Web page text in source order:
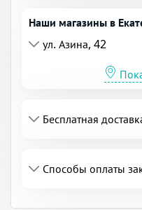
Наши магазины в
ул. Азина, 42
Бесплатная
Способы оплаты